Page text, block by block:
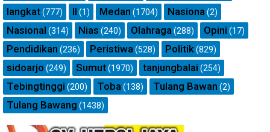
langkat(777) ll (1) Medan (1704) Nasiona(2)
Nasional (314) Nias (240) Olahraga(288) Opini (17)
Pendidikan (236) Peristiwa(528) Politik(829)
sidoarjo (249) Sumut(1970) tanjungbalai (254)
Tebingtinggi (200) Toba(138) Tulang Bawan (2)
Tulang Bawang (1438)